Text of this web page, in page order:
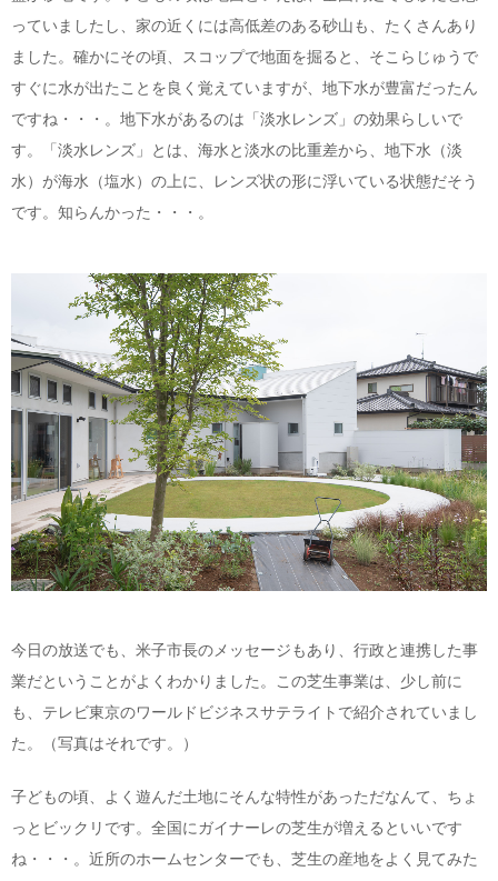
っていましたし、家の近くには高低差のある砂山も、たくさんあり
ました。確かにその頃、スコップで地面を掘ると、そこらじゅうで
すぐに水が出たことを良く覚えていますが、地下水が豊富だったん
ですね・・・。地下水があるのは「淡水レンズ」の効果らしいで
す。「淡水レンズ」とは、海水と淡水の比重差から、地下水（淡
水）が海水（塩水）の上に、レンズ状の形に浮いている状態だそう
です。知らんかった・・・。
今日の放送でも、米子市長のメッセージもあり、行政と連携した事
業だということがよくわかりました。この芝生事業は、少し前に
も、テレビ東京のワールドビジネスサテライトで紹介されていまし
た。（写真はそれです。）
子どもの頃、よく遊んだ土地にそんな特性があっただなんて、ちょ
っとビックリです。全国にガイナーレの芝生が増えるといいです
ね・・・。近所のホームセンターでも、芝生の産地をよく見てみた